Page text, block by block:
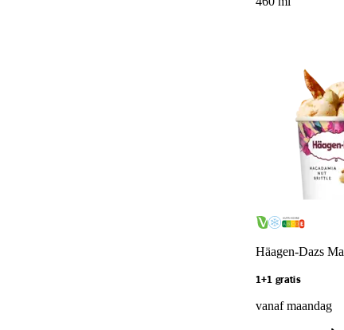
Häagen-Dazs
1+1 gratis
vanaf maandag